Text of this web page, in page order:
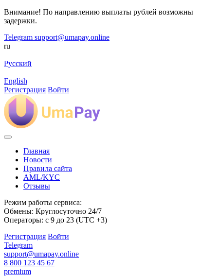
Внимание! По направлению выплаты рублей возможны
задержки.
Telegram support@umapay.online
ru
Русский
English
Регистрация Войти
Главная
Новости
Правила сайта
AML/KYC
Отзывы
Режим работы сервиса:
Обмены: Круглосуточно 24/7
Операторы: с 9 до 23 (UTC +3)
Регистрация Войти
Telegram
support@umapay.online
8 800 123 45 67
premium